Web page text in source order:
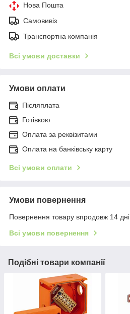
Нова Пошта
Самовивіз
Транспортна компанія
Всі умови доставки
Умови оплати
Післяплата
Готівкою
Оплата за реквізитами
Оплата на банківську карту
Всі умови оплати
Умови повернення
Повернення товару впродовж 14
Всі умови повернення
Подібні товари компанії